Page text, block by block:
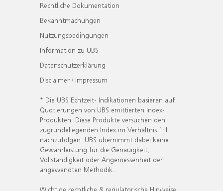
Rechtliche Dokumentation
Bekanntmachungen
Nutzungsbedingungen
Information zu UBS
Datenschutzerklärung
Disclaimer / Impressum
* Die UBS Echtzeit- Indikationen basieren auf
Quotierungen von UBS emittierten Index-
Produkten. Diese Produkte versuchen den
zugrundeliegenden Index im Verhältnis 1:1
nachzufolgen. UBS übernimmt dabei keine
Gewährleistung für die Genauigkeit,
Vollständigkeit oder Angemessenheit der
angewandten Methodik.